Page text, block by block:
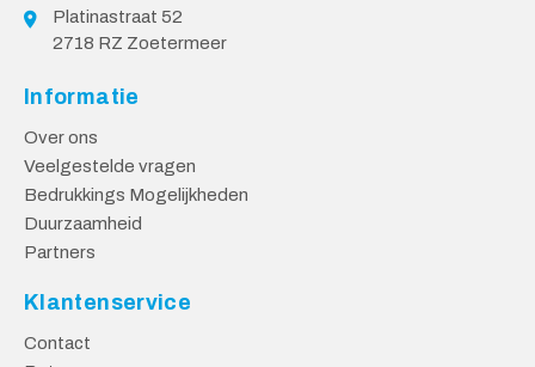
Platinastraat 52
2718 RZ Zoetermeer
Informatie
Over ons
Veelgestelde vragen
Bedrukkings Mogelijkheden
Duurzaamheid
Partners
Klantenservice
Contact